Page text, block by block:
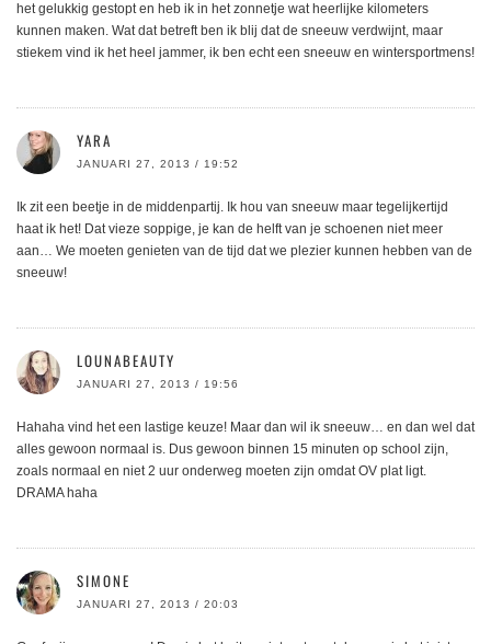
het gelukkig gestopt en heb ik in het zonnetje wat heerlijke kilometers
kunnen maken. Wat dat betreft ben ik blij dat de sneeuw verdwijnt, maar
stiekem vind ik het heel jammer, ik ben echt een sneeuw en wintersportmens!
YARA
JANUARI 27, 2013 / 19:52
Ik zit een beetje in de middenpartij. Ik hou van sneeuw maar tegelijkertijd
haat ik het! Dat vieze soppige, je kan de helft van je schoenen niet meer
aan… We moeten genieten van de tijd dat we plezier kunnen hebben van de
sneeuw!
LOUNABEAUTY
JANUARI 27, 2013 / 19:56
Hahaha vind het een lastige keuze! Maar dan wil ik sneeuw… en dan wel dat
alles gewoon normaal is. Dus gewoon binnen 15 minuten op school zijn,
zoals normaal en niet 2 uur onderweg moeten zijn omdat OV plat ligt.
DRAMA haha
SIMONE
JANUARI 27, 2013 / 20:03